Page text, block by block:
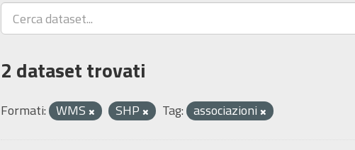
2 dataset trovati
Formati: WMS SHP Tag: associazioni